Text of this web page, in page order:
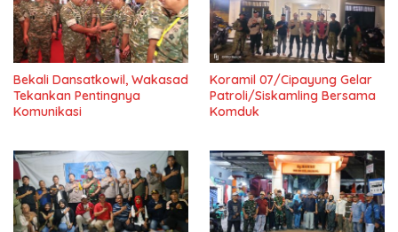
Bekali Dansatkowil, Wakasad
Tekankan Pentingnya
Komunikasi
Koramil 07/Cipayung Gelar
Patroli/Siskamling Bersama
Komduk